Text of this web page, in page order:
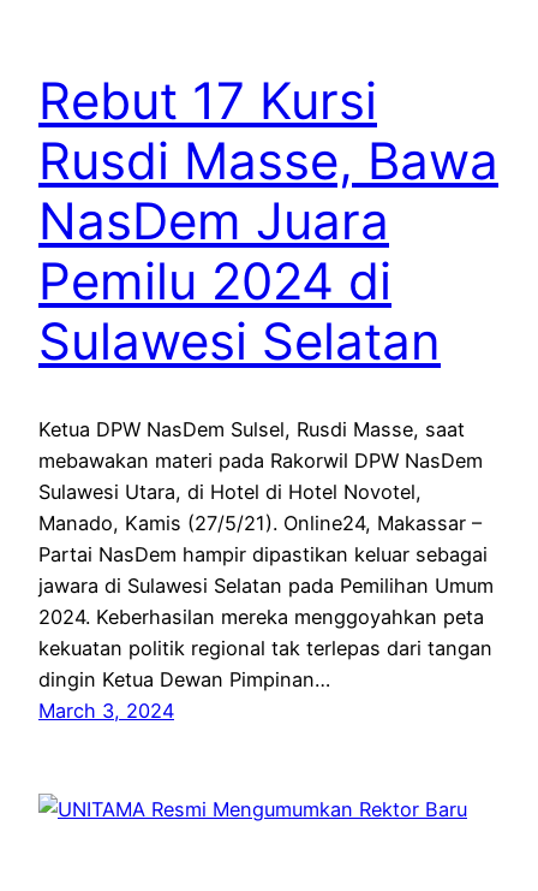
Rebut 17 Kursi
Rusdi Masse, Bawa
NasDem Juara
Pemilu 2024 di
Sulawesi Selatan
Ketua DPW NasDem Sulsel, Rusdi Masse, saat
mebawakan materi pada Rakorwil DPW NasDem
Sulawesi Utara, di Hotel di Hotel Novotel,
Manado, Kamis (27/5/21). Online24, Makassar –
Partai NasDem hampir dipastikan keluar sebagai
jawara di Sulawesi Selatan pada Pemilihan Umum
2024. Keberhasilan mereka menggoyahkan peta
kekuatan politik regional tak terlepas dari tangan
dingin Ketua Dewan Pimpinan…
March 3, 2024